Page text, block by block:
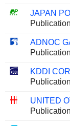
JAPAN
ADNOC
KDDI